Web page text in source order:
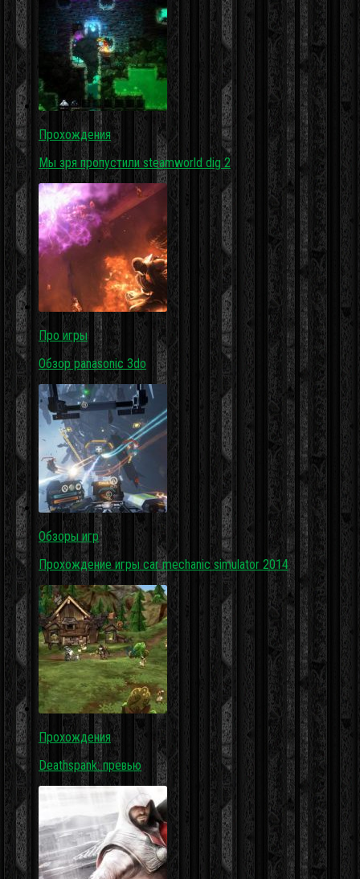
Прохождения
Мы зря пропустили steamworld dig 2
Про игры
Обзор panasonic 3do
Обзоры игр
Прохождение игры car mechanic simulator 2014
Прохождения
Deathspank: превью